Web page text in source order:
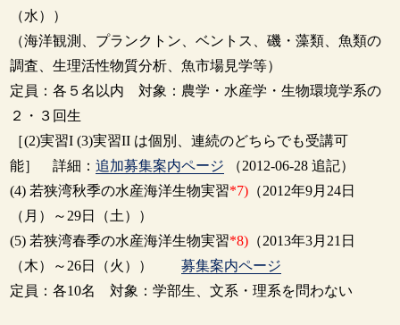
（水））
（海洋観測、プランクトン、ベントス、磯・藻類、魚類の
調査、生理活性物質分析、魚市場見学等）
定員：各５名以内 対象：農学・水産学・生物環境学系の
２・３回生
［(2)実習I (3)実習II は個別、連続のどちらでも受講可
能］ 詳細：追加募集案内ページ （2012-06-28 追記）
(4) 若狭湾秋季の水産海洋生物実習*7) （2012年9月24日
（月）～29日（土））
(5) 若狭湾春季の水産海洋生物実習*8) （2013年3月21日
（木）～26日（火））募集案内ページ
定員：各10名 対象：学部生、文系・理系を問わない